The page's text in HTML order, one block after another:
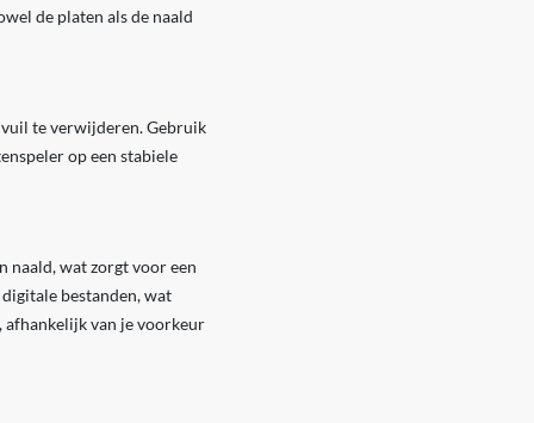
de platen als de naald
te verwijderen. Gebruik
op een stabiele
naald, wat zorgt voor een
bestanden, wat
afhankelijk van je voorkeur